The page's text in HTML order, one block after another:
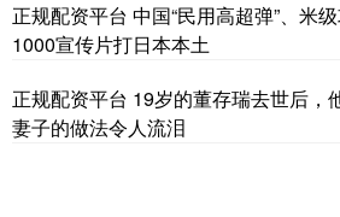
正规配资平台 中国“民用高超弹”、米
1000宣传片打日本本土
正规配资平台 19岁的董存瑞去世后，
妻子的做法令人流泪